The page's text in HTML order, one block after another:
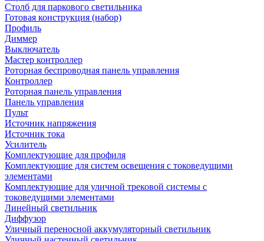
Столб для паркового светильника
Готовая конструкция (набор)
Профиль
Диммер
Выключатель
Мастер контроллер
Роторная беспроводная панель управления
Контроллер
Роторная панель управления
Панель управления
Пульт
Источник напряжения
Источник тока
Усилитель
Комплектующие для профиля
Комплектующие для систем освещения с токоведущими
элементами
Комплектующие для уличной трековой системы с
токоведущими элементами
Линейный светильник
Диффузор
Уличный переносной аккумуляторный светильник